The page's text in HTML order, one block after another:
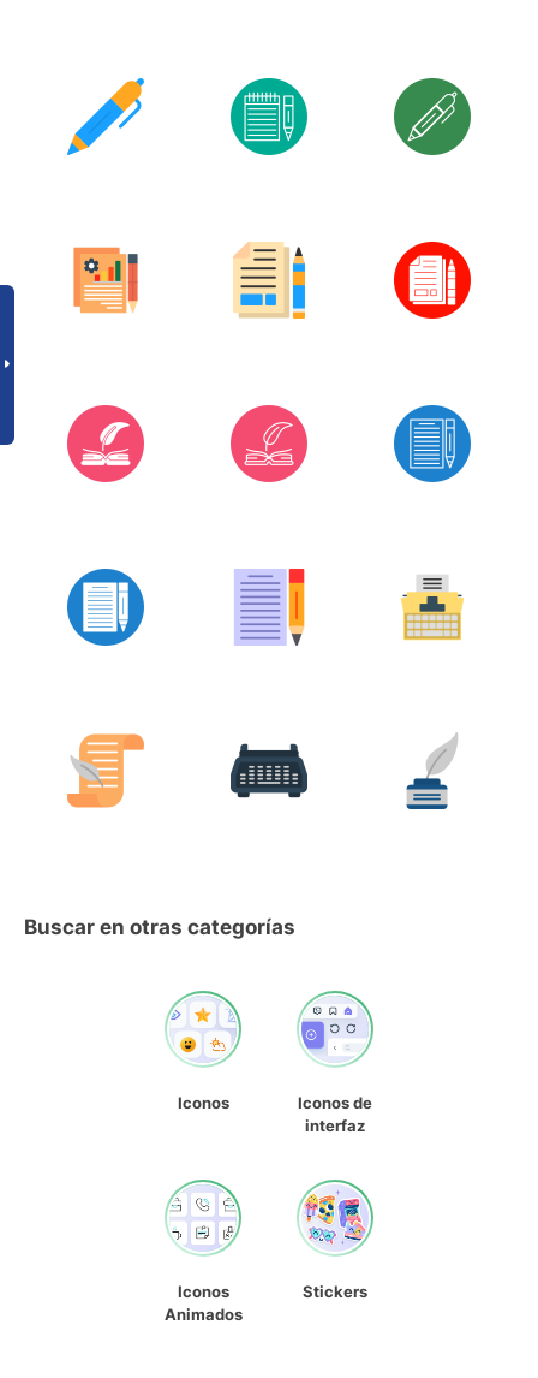
Buscar en otras categorías
Iconos
Iconos de
interfaz
Iconos
Animados
Stickers